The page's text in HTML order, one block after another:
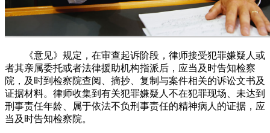
《意见》规定，在审查起诉阶段，律师接受犯罪嫌疑人或
者其亲属委托或者法律援助机构指派后，应当及时告知检察
院，及时到检察院查阅、摘抄、复制与案件相关的诉讼文书及
证据材料。律师收集到有关犯罪嫌疑人不在犯罪现场、未达到
刑事责任年龄、属于依法不负刑事责任的精神病人的证据，应
当及时告知检察院。